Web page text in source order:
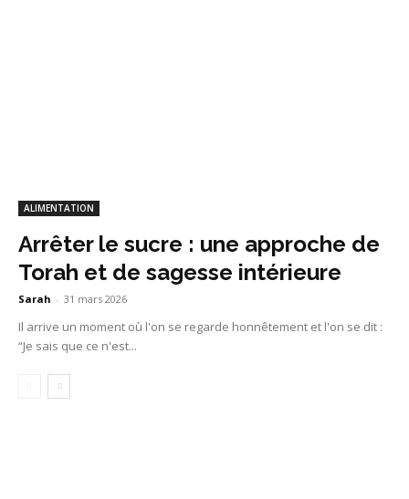
ALIMENTATION
Arrêter le sucre : une approche de
Torah et de sagesse intérieure
Sarah - 31 mars 2026
Il arrive un moment où l'on se regarde honnêtement et l'on se dit :
“Je sais que ce n'est...